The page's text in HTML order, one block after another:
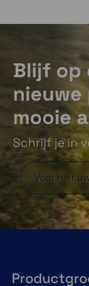
Blijf op
nieuwe
mooie
Schrijf je in